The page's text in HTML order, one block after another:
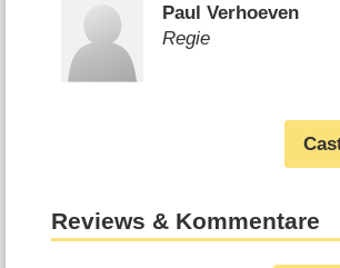
Paul Verhoeven
Regie
Reviews & Kommentare